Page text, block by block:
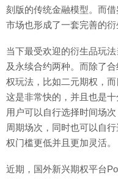
刻版的传统金融模型。而
市场也形成了一套完善的衍
当下最受欢迎的衍生品玩
及永续合约两种。而除了
权玩法，比如二元期权，
这是非常快的，并且也是
用户可以自行选择时间场
周期场次，同时也可以自
权门槛更低并且更加灵活。
近期，国外新兴期权平台